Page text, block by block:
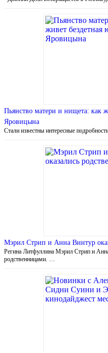
Пьянство матери и нищета: как
Яровицына
Стали известны интересные
Мэрил Стрип и Анна Винтур
Регина Литфуллина Мэрил Стрип и
родственницами. …